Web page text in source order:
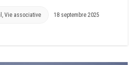
, Vie associative 18 septembre 2025